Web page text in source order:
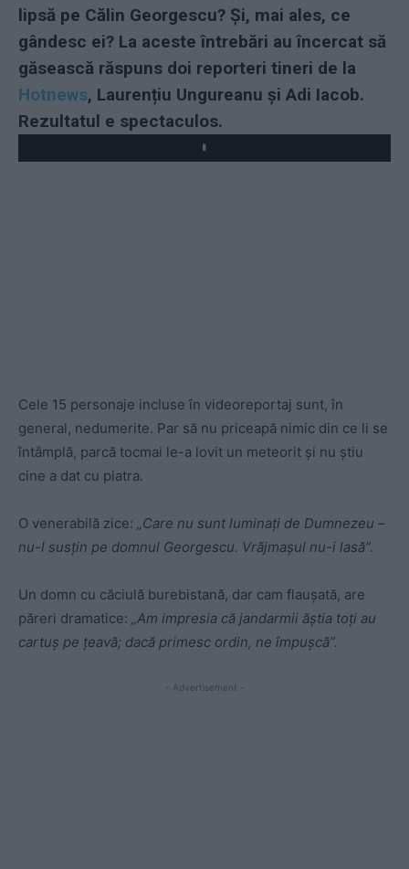
lipsă pe Călin Georgescu? Și, mai ales, ce
gândesc ei? La aceste întrebări au încercat să
găsească răspuns doi reporteri tineri de la
Hotnews, Laurențiu Ungureanu și Adi Iacob.
Rezultatul e spectaculos.
Play
Cele 15 personaje incluse în videoreportaj sunt, în
general, nedumerite. Par să nu priceapă nimic din ce li se
întâmplă, parcă tocmai le-a lovit un meteorit și nu știu
cine a dat cu piatra.
O venerabilă zice: „Care nu sunt luminați de Dumnezeu –
nu-l susțin pe domnul Georgescu. Vrăjmașul nu-i lasă”.
Un domn cu căciulă burebistană, dar cam flaușată, are
păreri dramatice: „Am impresia că jandarmii ăștia toți au
cartuș pe țeavă; dacă primesc ordin, ne împușcă”.
- Advertisement -